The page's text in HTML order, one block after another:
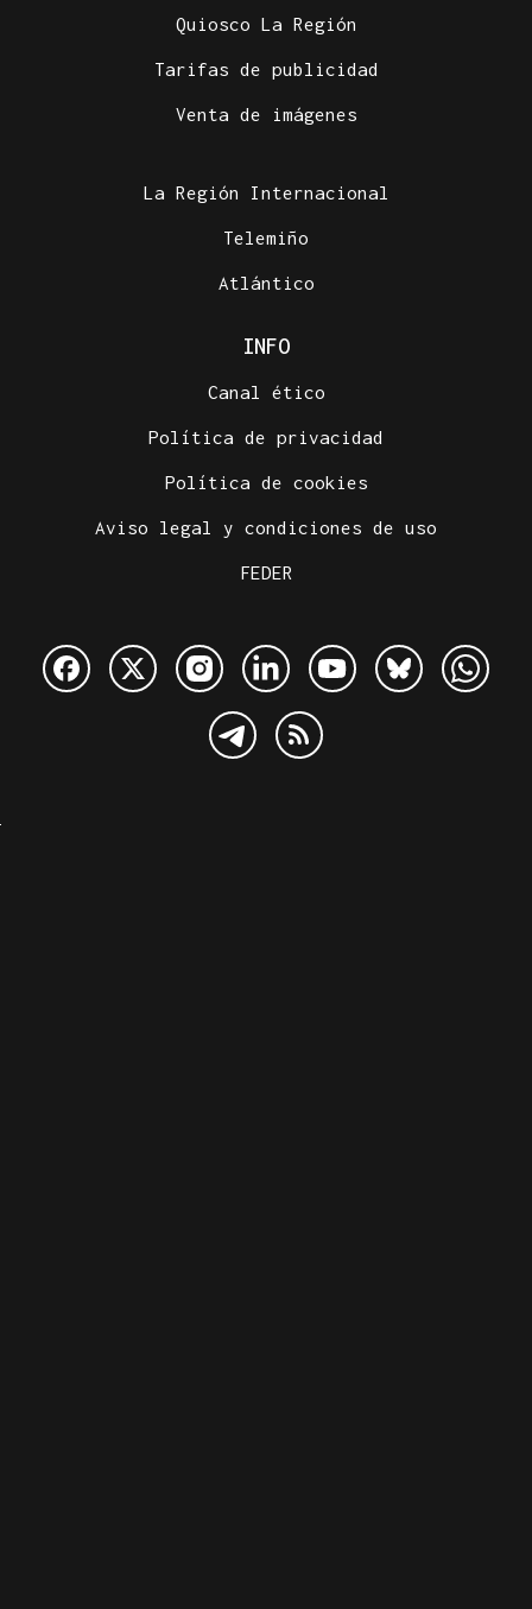
Quiosco La Región
Tarifas de publicidad
Venta de imágenes
La Región Internacional
Telemiño
Atlántico
INFO
Canal ético
Política de privacidad
Política de cookies
Aviso legal y condiciones de uso
FEDER